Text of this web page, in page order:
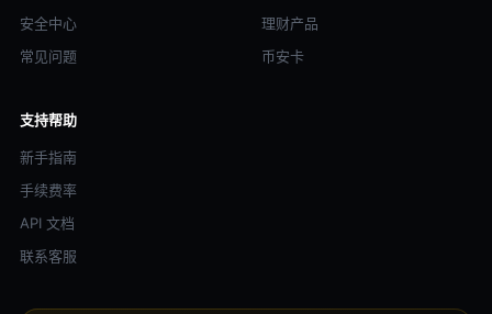
安全中心
常见问题
理财产品
币安卡
支持帮助
新手指南
手续费率
API 文档
联系客服